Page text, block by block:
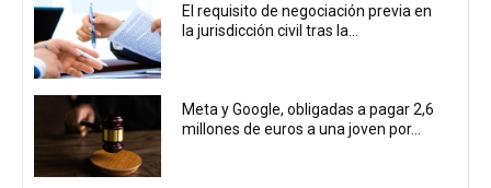
El requisito de negociación previa en
la jurisdicción civil tras la...
Meta y Google, obligadas a pagar 2,6
millones de euros a una joven por...